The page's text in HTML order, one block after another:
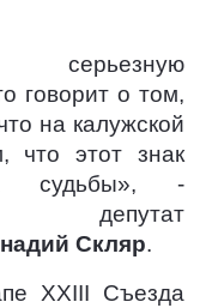
серьезную
говорит о том,
на калужской
что этот знак
судьбы», -
депутат
Скляр.
XXIII Съезда